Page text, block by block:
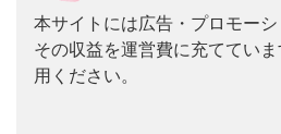
本サイトには広告・プロモーシ
その収益を運営費に充ててい
用ください。